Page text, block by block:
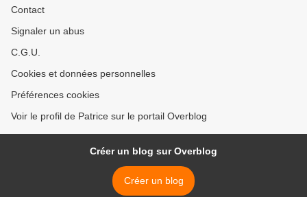
Contact
Signaler un abus
C.G.U.
Cookies et données personnelles
Préférences cookies
Voir le profil de Patrice sur le portail Overblog
Créer un blog sur Overblog
Créer un blog